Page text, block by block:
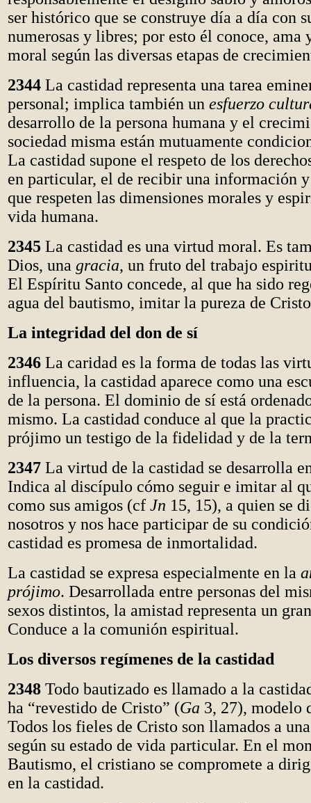
ser histórico que se construye día a día con
numerosas y libres; por esto él conoce, ama
moral según las diversas etapas de
2344 La castidad representa una tarea
personal; implica también un esfuerzo
desarrollo de la persona humana y el
sociedad misma están mutuamente
La castidad supone el respeto de los
en particular, el de recibir una información
que respeten las dimensiones morales y
vida humana.
2345 La castidad es una virtud moral. Es
Dios, una gracia, un fruto del trabajo
El Espíritu Santo concede, al que ha sido
agua del bautismo, imitar la pureza de
La integridad del don de sí
2346 La caridad es la forma de todas las
influencia, la castidad aparece como una
de la persona. El dominio de sí está
mismo. La castidad conduce al que la
prójimo un testigo de la fidelidad y de la
2347 La virtud de la castidad se desarrolla
Indica al discípulo cómo seguir e imitar al
como sus amigos (cf Jn 15, 15), a quien se
nosotros y nos hace participar de su
castidad es promesa de inmortalidad.
La castidad se expresa especialmente en la
prójimo. Desarrollada entre personas del
sexos distintos, la amistad representa un
Conduce a la comunión espiritual.
Los diversos regímenes de la castidad
2348 Todo bautizado es llamado a la
ha “revestido de Cristo” (Ga 3, 27), modelo
Todos los fieles de Cristo son llamados a
según su estado de vida particular. En el
Bautismo, el cristiano se compromete a
en la castidad.